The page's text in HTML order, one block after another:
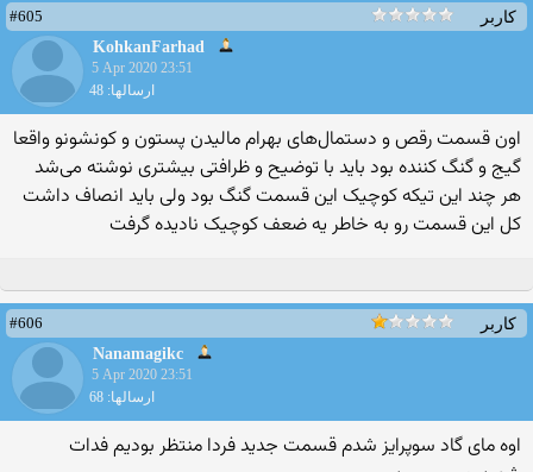
کاربر
#605
KohkanFarhad
5 Apr 2020 23:51
ارسالها: 48
اون قسمت رقص و دستمال‌های بهرام مالیدن پستون و کونشونو واقعا
گیج و گنگ کننده بود باید با توضیح و ظرافتی بیشتری نوشته می‌شد
هر چند این تیکه کوچیک این قسمت گنگ بود ولی باید انصاف داشت
کل این قسمت رو به خاطر یه ضعف کوچیک نادیده گرفت
کاربر
#606
Nanamagikc
5 Apr 2020 23:51
ارسالها: 68
اوه مای گاد سوپرایز شدم قسمت جدید فردا منتظر بودیم فدات